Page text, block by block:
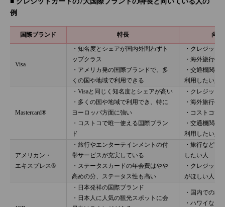
例
国際ブランド 特長 向
Visa
・知名度とシェアが国内外問わずト
ップクラス
・アメリカ発の国際ブランドで、多
くの国や地域で利用できる
・クレジット
・海外旅行や
・交通機関の
利用したい人
Mastercard®
・Visaと同じく知名度とシェアが高い
・多くの国や地域で利用でき、特に
ヨーロッパ方面に強い
・コストコで唯一使える国際ブラン
ド
・クレジット
・海外旅行や
・コストコで
・交通機関の
利用したい人
アメリカン・
エキスプレス®
・旅行やエンターテインメントの付
帯サービスが充実している
・ステータスカードの年会費はやや
高めの分、ステータス性も高い
・旅行などで
したい人
・クレジット
がほしい人
・日本発祥の国際ブランド
・日本人に人気の観光スポットに会
・国内での利
・ハワイなど